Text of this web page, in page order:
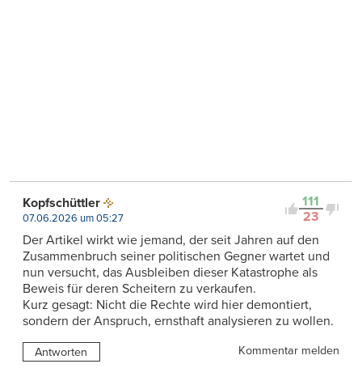
111
23
Kopfschüttler
07.06.2026 um 05:27
Der Artikel wirkt wie jemand, der seit Jahren auf den
Zusammenbruch seiner politischen Gegner wartet und
nun versucht, das Ausbleiben dieser Katastrophe als
Beweis für deren Scheitern zu verkaufen.
Kurz gesagt: Nicht die Rechte wird hier demontiert,
sondern der Anspruch, ernsthaft analysieren zu wollen.
Antworten Kommentar melden